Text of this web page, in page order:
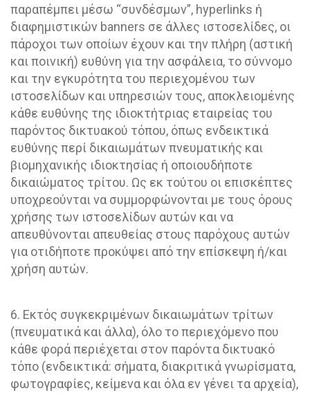
παραπέμπει μέσω “συνδέσμων”, hyperlinks ή
διαφημιστικών banners σε άλλες ιστοσελίδες, οι
πάροχοι των οποίων έχουν και την πλήρη (αστική
και ποινική) ευθύνη για την ασφάλεια, το σύννομο
και την εγκυρότητα του περιεχομένου των
ιστοσελίδων και υπηρεσιών τους, αποκλειομένης
κάθε ευθύνης της ιδιοκτήτριας εταιρείας του
παρόντος δικτυακού τόπου, όπως ενδεικτικά
ευθύνης περί δικαιωμάτων πνευματικής και
βιομηχανικής ιδιοκτησίας ή οποιουδήποτε
δικαιώματος τρίτου. Ως εκ τούτου οι επισκέπτες
υποχρεούνται να συμμορφώνονται με τους όρους
χρήσης των ιστοσελίδων αυτών και να
απευθύνονται απευθείας στους παρόχους αυτών
για οτιδήποτε προκύψει από την επίσκεψη ή/και
χρήση αυτών.
6. Εκτός συγκεκριμένων δικαιωμάτων τρίτων
(πνευματικά και άλλα), όλο το περιεχόμενο που
κάθε φορά περιέχεται στον παρόντα δικτυακό
τόπο (ενδεικτικά: σήματα, διακριτικά γνωρίσματα,
φωτογραφίες, κείμενα και όλα εν γένει τα αρχεία),